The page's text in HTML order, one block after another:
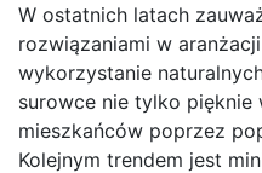
W ostatnich latach
rozwiązaniami w
wykorzystanie
surowce nie tylko pięknie
mieszkańców poprzez
Kolejnym trendem jest